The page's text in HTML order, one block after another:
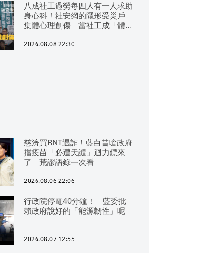
八成社工過勞每四人有一人求助
身心科！社安網的隱形受災戶
集體心理創傷 當社工成「體制
無奈趨勢？耗竭殆盡下的社安網
2026.08.08 22:30
慈濟買BNT遇詐！藍白昔嗆政府
擋疫苗「必遭天譴」迴力鏢來
了 荒謬語錄一次看
2026.08.06 22:06
行政院停電40分鐘！ 藍委批：
賴政府說好的「能源韌性」呢
2026.08.07 12:55